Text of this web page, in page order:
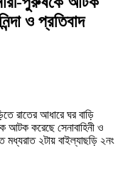
ও প্রতিবাদ
রাতের আধারে ঘর বাড়ি
আটক করেছে সেনাবাহিনী ও
২টায় বাইল্যাছড়ি ২নং